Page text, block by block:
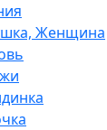
Женщина